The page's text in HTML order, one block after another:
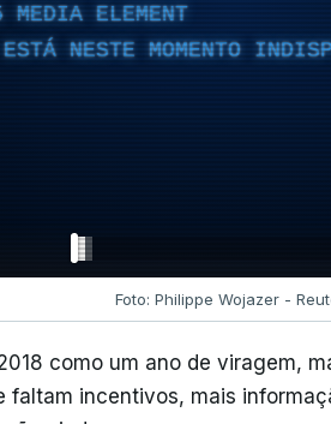
MEDIA ELEMENT
NESTE MOMENTO
Foto: Philippe Wojazer -
como um ano de viragem,
faltam incentivos, mais